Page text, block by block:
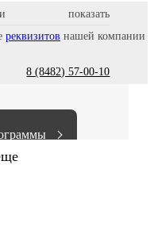
реквизитов нашей компании
8 (8482) 57-00-10